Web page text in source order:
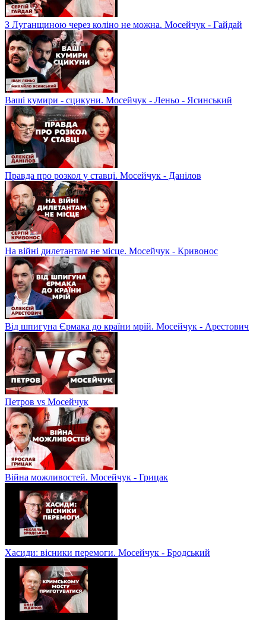
З Луганщиною через коліно не можна. Мосейчук - Гайдай
Ваші кумири - сцикуни. Мосейчук - Леньо - Ясинський
Правда про розкол у ставці. Мосейчук - Данілов
На війні дилетантам не місце. Мосейчук - Кривонос
Від шпигуна Єрмака до країни мрій. Мосейчук - Арестович
Петров vs Мосейчук
Війна можливостей. Мосейчук - Грицак
Хасиди: вісники перемоги. Мосейчук - Бродський